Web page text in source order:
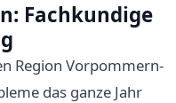
Fachkundige
Region Vorpommern-
das ganze Jahr